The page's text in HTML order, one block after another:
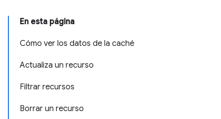
En esta página
Cómo ver los datos de la caché
Actualiza un recurso
Filtrar recursos
Borrar un recurso